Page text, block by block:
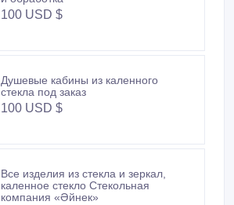
100 USD $
Душевые кабины из каленного
стекла под заказ
100 USD $
Все изделия из стекла и зеркал,
каленное стекло Стекольная
компания «Әйнек»